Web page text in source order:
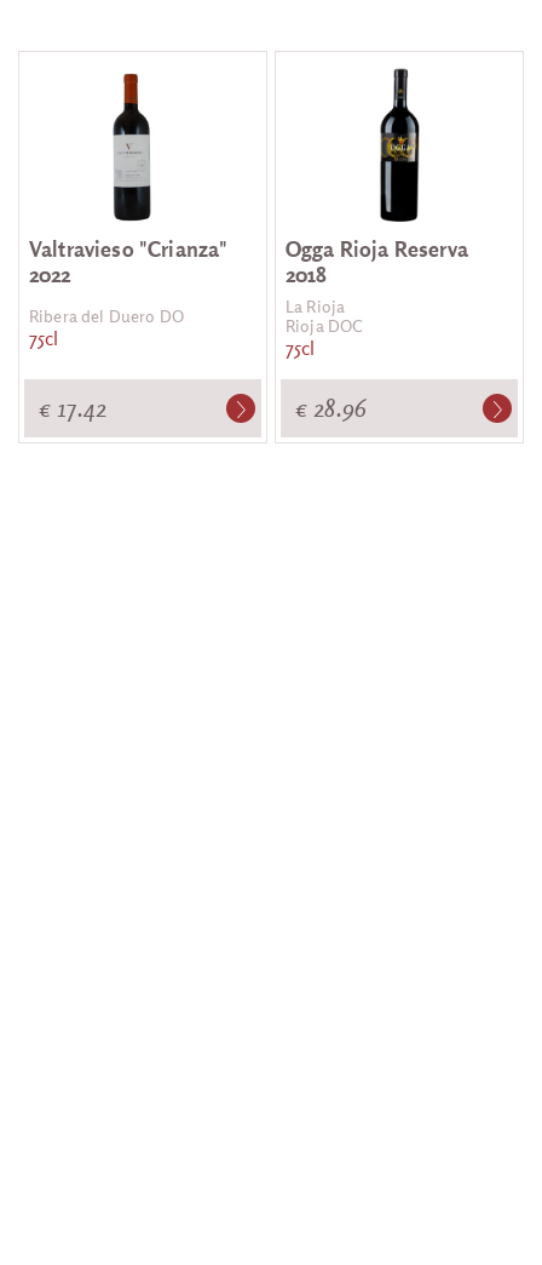
Valtravieso "Crianza"
2022
Ribera del Duero DO
75cl
€ 17.42
Ogga Rioja Reserva
2018
La Rioja
Rioja DOC
75cl
€ 28.96